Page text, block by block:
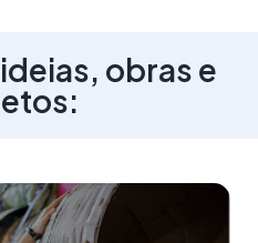
obras e